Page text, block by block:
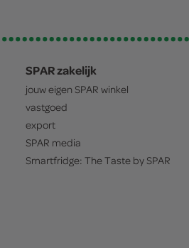
SPAR zakelijk
jouw eigen SPAR winkel
vastgoed
export
SPAR media
Smartfridge: The Taste bySPAR